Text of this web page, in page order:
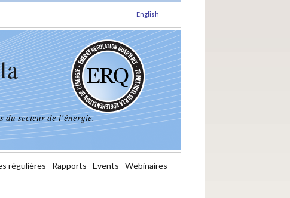
English
du secteur de l’énergie.
régulières Rapports Events Webinaires